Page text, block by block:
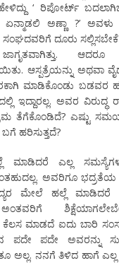
‘ ರಿಪೋರ್ಟ್
ಏನ್ಮಾಡಲಿ ಅಣ್ಣಾ ?’
ಸಂಘದವರಿಗೆ ದೂರು
ಆದರೂ
ಆಸ್ಪತ್ರೆಯನ್ನು ಅಥವಾ
ಮಾಡಿಕೊಂಡು ಬಡವರ
ಇದ್ದಾರಲ್ಲ. ಅವರ ವಿರುದ್ಧ
ತೆಗೆಕೊಂಡಿದೆ? ಎಷ್ಟು
ಬಗೆ ಹರಿಸುತ್ತದೆ?
ಮಾಡಿದರೆ ಎಲ್ಲ
ಅವರಿಗೂ
ಮೇಲೆ ಹಲ್ಲೆ ಮಾಡಿದರೆ
ಮಾಡದೆ ಐದು ಬಾರಿ
ಪದೇ ಪದೇ ಅವರನ್ನು
ಅಲ್ಲ. ನನಗೆ ತಿಳಿದ ಹಾಗೆ